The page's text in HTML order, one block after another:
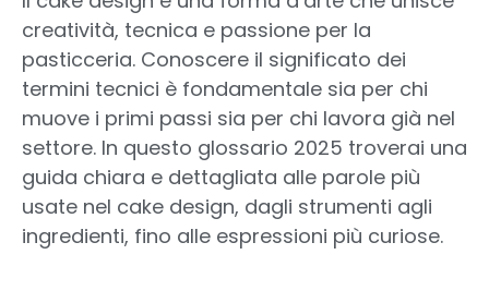
creatività, tecnica e passione per la
pasticceria. Conoscere il significato dei
termini tecnici è fondamentale sia per chi
muove i primi passi sia per chi lavora già nel
settore. In questo glossario 2025 troverai una
guida chiara e dettagliata alle parole più
usate nel cake design, dagli strumenti agli
ingredienti, fino alle espressioni più curiose.